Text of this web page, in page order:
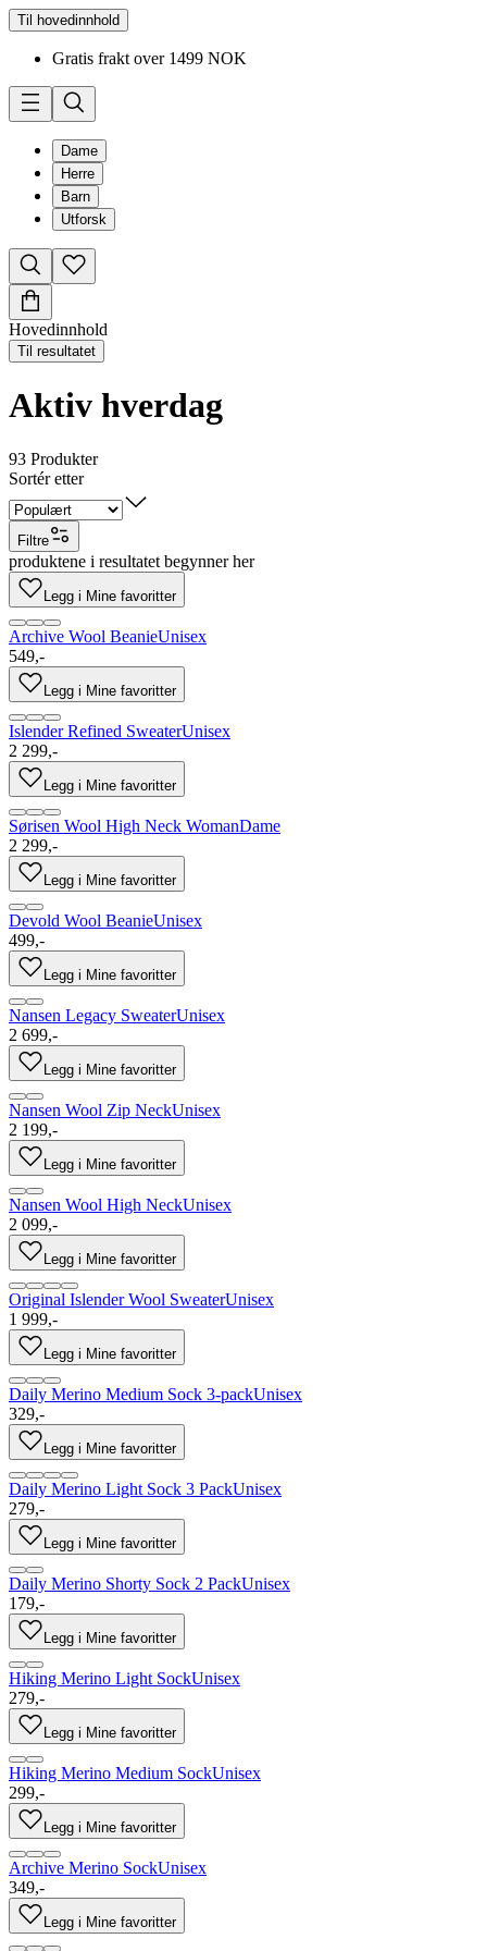
Til hovedinnhold
Gratis frakt over 1499 NOK
Dame
Herre
Barn
Utforsk
Hovedinnhold
Til resultatet
Aktiv hverdag
93 Produkter
Sortér etter
Filtre
produktene i resultatet begynner her
Legg i Mine favoritter
Archive Wool BeanieUnisex
549,-
Legg i Mine favoritter
Islender Refined SweaterUnisex
2 299,-
Legg i Mine favoritter
Sørisen Wool High Neck WomanDame
2 299,-
Legg i Mine favoritter
Devold Wool BeanieUnisex
499,-
Legg i Mine favoritter
Nansen Legacy SweaterUnisex
2 699,-
Legg i Mine favoritter
Nansen Wool Zip NeckUnisex
2 199,-
Legg i Mine favoritter
Nansen Wool High NeckUnisex
2 099,-
Legg i Mine favoritter
Original Islender Wool SweaterUnisex
1 999,-
Legg i Mine favoritter
Daily Merino Medium Sock 3-packUnisex
329,-
Legg i Mine favoritter
Daily Merino Light Sock 3 PackUnisex
279,-
Legg i Mine favoritter
Daily Merino Shorty Sock 2 PackUnisex
179,-
Legg i Mine favoritter
Hiking Merino Light SockUnisex
279,-
Legg i Mine favoritter
Hiking Merino Medium SockUnisex
299,-
Legg i Mine favoritter
Archive Merino SockUnisex
349,-
Legg i Mine favoritter